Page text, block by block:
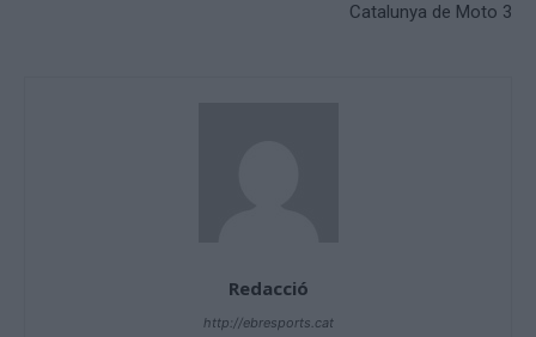
Catalunya de Moto 3
Redacció
http://ebresports.cat